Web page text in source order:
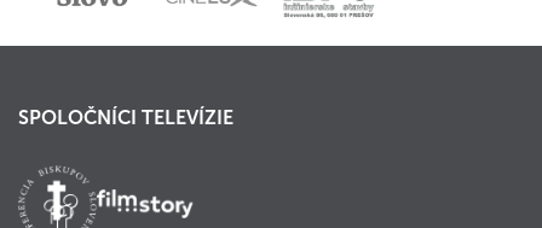
SPOLOČNÍCI TELEVÍZIE